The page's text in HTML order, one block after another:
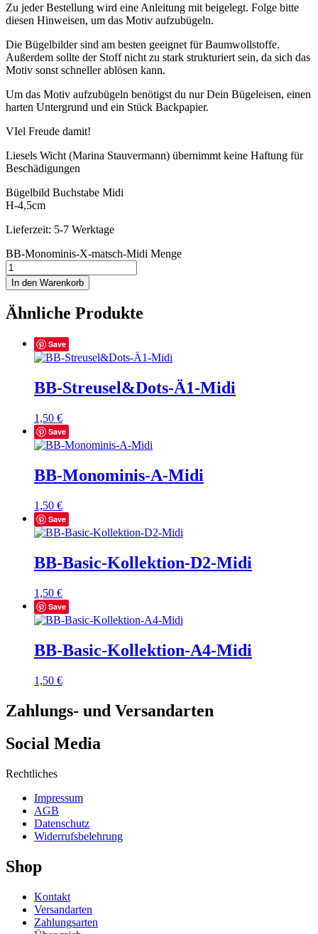
Zu jeder Bestellung wird eine Anleitung mit beigelegt. Folge bitte
diesen Hinweisen, um das Motiv aufzubügeln.
Die Bügelbilder sind am besten geeignet für Baumwollstoffe.
Außerdem sollte der Stoff nicht zu stark strukturiert sein, da sich das
Motiv sonst schneller ablösen kann.
Um das Motiv aufzubügeln benötigst du nur Dein Bügeleisen, einen
harten Untergrund und ein Stück Backpapier.
VIel Freude damit!
Liesels Wicht (Marina Stauvermann) übernimmt keine Haftung für
Beschädigungen
Bügelbild Buchstabe Midi
H-4,5cm
Lieferzeit: 5-7 Werktage
BB-Monominis-X-matsch-Midi Menge
In den Warenkorb
Ähnliche Produkte
Save
BB-Streusel&Dots-Ä1-Midi
1,50 €
Save
BB-Monominis-A-Midi
1,50 €
Save
BB-Basic-Kollektion-D2-Midi
1,50 €
Save
BB-Basic-Kollektion-A4-Midi
1,50 €
Zahlungs- und Versandarten
Social Media
Rechtliches
Impressum
AGB
Datenschutz
Widerrufsbelehrung
Shop
Kontakt
Versandarten
Zahlungsarten